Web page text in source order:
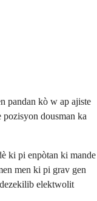
pandan kò w ap ajiste
pozisyon dousman ka
ki pi enpòtan ki mande
men ki pi grav gen
elektwolit